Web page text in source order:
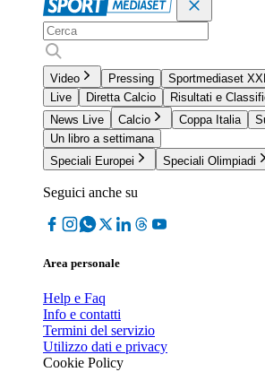
Video Pressing Sportmediaset
Live
Diretta Calcio
Risultati e
News Live
Calcio Coppa Italia
Un libro a settimana
Speciali Europei
Speciali Olimpiadi
Seguici anche su
Area personale
Help e Faq
Info e contatti
Termini del servizio
Utilizzo dati e privacy
Cookie Policy